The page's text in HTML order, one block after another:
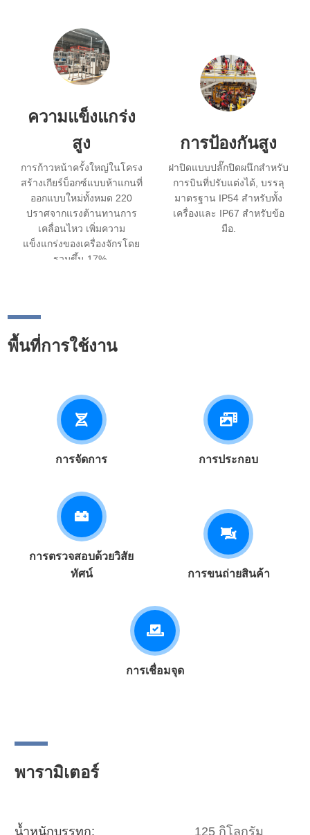
ความแข็งแกร่ง
สูง
การก้าวหน้าครั้งใหญ่ในโครง
สร้างเกียร์บ็อกซ์แบบห้าแกนที่
ออกแบบใหม่ทั้งหมด 220
ปราศจากแรงต้านทานการ
เคลื่อนไหว เพิ่มความ
แข็งแกร่งของเครื่องจักรโดย
รวมขึ้น 17%.
การป้องกันสูง
ฝาปิดแบบปลั๊กปิดผนึกสำหรับ
การบินที่ปรับแต่งได้, บรรลุ
มาตรฐาน IP54 สำหรับทั้ง
เครื่องและ IP67 สำหรับข้อ
มือ.
พื้นที่การใช้งาน
การจัดการ การประกอบ
การตรวจสอบด้วยวิสัย
ทัศน์
การขนถ่ายสินค้า
การเชื่อมจุด
พารามิเตอร์
น้ำหนักบรรทุก: 125 กิโลกรัม